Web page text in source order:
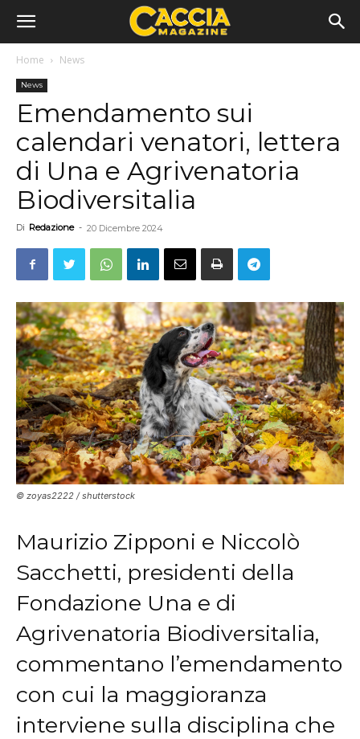
Home News
News
Emendamento sui
calendari venatori, lettera
di Una e Agrivenatoria
Biodiversitalia
Di Redazione - 20 Dicembre 2024
© zoyas2222 / shutterstock
Maurizio Zipponi e Niccolò
Sacchetti, presidenti della
Fondazione Una e di
Agrivenatoria Biodiversitalia,
commentano l’emendamento
con cui la maggioranza
interviene sulla disciplina che